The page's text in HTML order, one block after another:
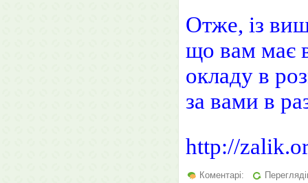
Отже, із
що вам має
окладу в
за вами в
http://
Коментарі: